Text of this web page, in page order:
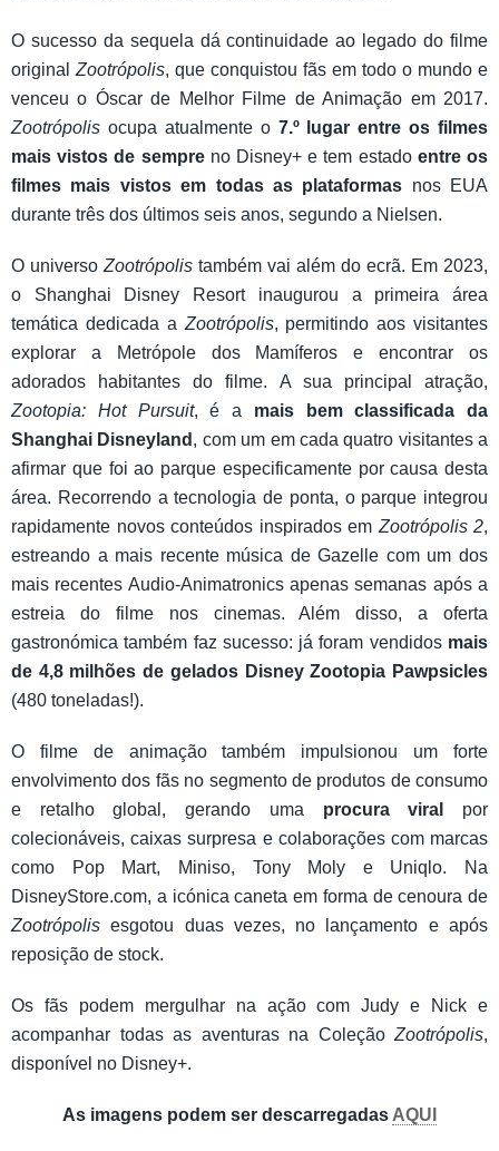
O sucesso da sequela dá continuidade ao legado do filme
original Zootrópolis, que conquistou fãs em todo o mundo e
venceu o Óscar de Melhor Filme de Animação em 2017.
Zootrópolis ocupa atualmente o 7.º lugar entre os filmes
mais vistos de sempreno Disney+ e tem estado entre os
filmes mais vistos em todas as plataformas nos EUA
durante três dos últimos seis anos, segundo a Nielsen.
O universo Zootrópolis também vai além do ecrã. Em 2023,
o Shanghai Disney Resort inaugurou a primeira área
temática dedicada a Zootrópolis, permitindo aos visitantes
explorar a Metrópole dos Mamíferos e encontrar os
adorados habitantes do filme. A sua principal atração,
Zootopia: Hot Pursuit, é a mais bem classificada da
Shanghai Disneyland , com um em cada quatro visitantes a
afirmar que foi ao parque especificamente por causa desta
área. Recorrendo a tecnologia de ponta, o parque integrou
rapidamente novos conteúdos inspirados em Zootrópolis 2,
estreando a mais recente música de Gazelle com um dos
mais recentes Audio-Animatronics apenas semanas após a
estreia do filme nos cinemas. Além disso, a oferta
gastronómica também faz sucesso: já foram vendidos mais
de 4,8 milhões de gelados Disney Zootopia Pawpsicles
(480 toneladas!).
O filme de animação também impulsionou um forte
envolvimento dos fãs no segmento de produtos de consumo
e retalho global, gerando uma procura viral
por
colecionáveis, caixas surpresa e colaborações com marcas
como Pop Mart, Miniso, Tony Moly e Uniqlo. Na
DisneyStore.com, a icónica caneta em forma de cenoura de
Zootrópolis esgotou duas vezes, no lançamento e após
reposição de stock.
Os fãs podem mergulhar na ação com Judy e Nick e
acompanhar todas as aventuras na Coleção Zootrópolis,
disponível no Disney+.
As imagens podem ser descarregadas AQUI